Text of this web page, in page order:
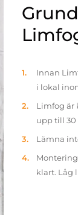
Innan
i lokal
Limfog är
upp till 30
Lämna
klart. Låg